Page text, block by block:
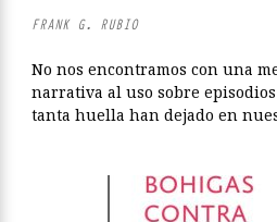
FRANK G. RUBIO
No nos encontramos con una
narrativa al uso sobre
tanta huella han dejado en